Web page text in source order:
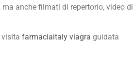
anche filmati di repertorio, video di
visita farmaciaitaly viagra guidata